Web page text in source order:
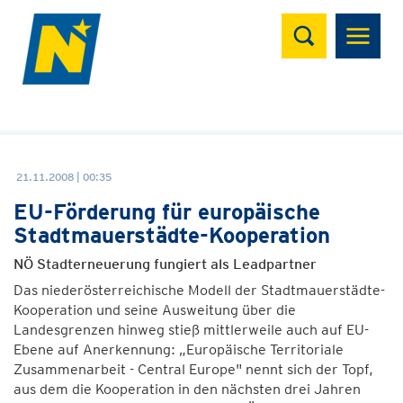
Suchen
21.11.2008 | 00:35
EU-Förderung für europäische
Stadtmauerstädte-Kooperation
NÖ Stadterneuerung fungiert als Leadpartner
Das niederösterreichische Modell der Stadtmauerstädte-
Kooperation und seine Ausweitung über die
Landesgrenzen hinweg stieß mittlerweile auch auf EU-
Ebene auf Anerkennung: „Europäische Territoriale
Zusammenarbeit - Central Europe" nennt sich der Topf,
aus dem die Kooperation in den nächsten drei Jahren